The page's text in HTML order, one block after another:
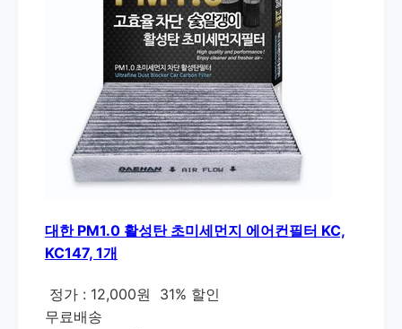
대한 PM1.0 활성탄 초미세먼지 에어컨필터 KC,
KC147, 1개
정가 : 12,000원
31% 할인
무료배송